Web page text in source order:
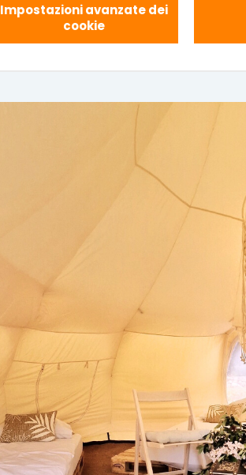
Impostazioni avanzate dei
cookie